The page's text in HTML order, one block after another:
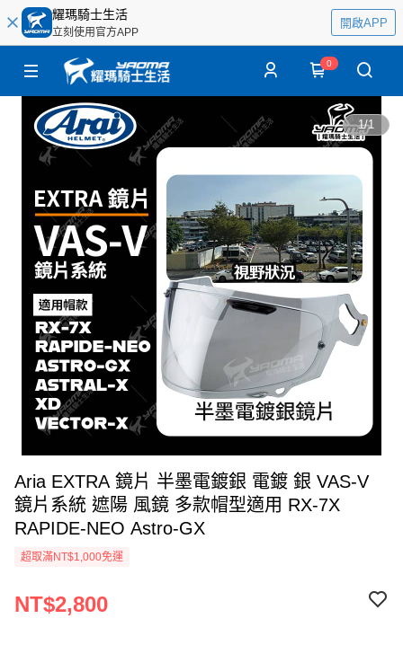
耀瑪騎士生活
立刻使用官方APP
開啟APP
0
1/1
Aria EXTRA 鏡片 半墨電鍍銀 電鍍 銀 VAS-V
鏡片系統 遮陽 風鏡 多款帽型適用 RX-7X
RAPIDE-NEO Astro-GX
超取滿NT$1,000免運
NT$2,800